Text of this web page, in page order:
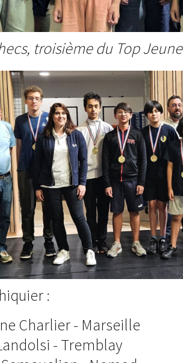
troisième du Top
:
Charlier - Marseille
- Tremblay